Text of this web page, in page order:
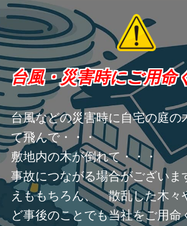
台風・災害時にご用命
台風などの災害時に自宅の庭の
て飛んで・・・
敷地内の木が倒れて・・・
事故につながる場合がございま
えももちろん、 散乱した木々
ど事後のことでも当社をご用命